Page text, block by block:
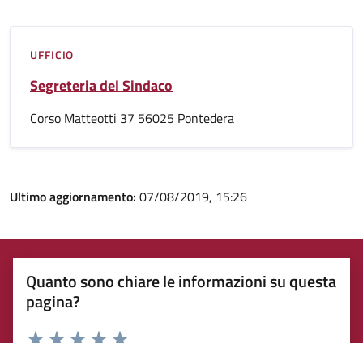
UFFICIO
Segreteria del Sindaco
Corso Matteotti 37 56025 Pontedera
Ultimo aggiornamento: 07/08/2019, 15:26
Quanto sono chiare le informazioni su questa
pagina?
Rating: